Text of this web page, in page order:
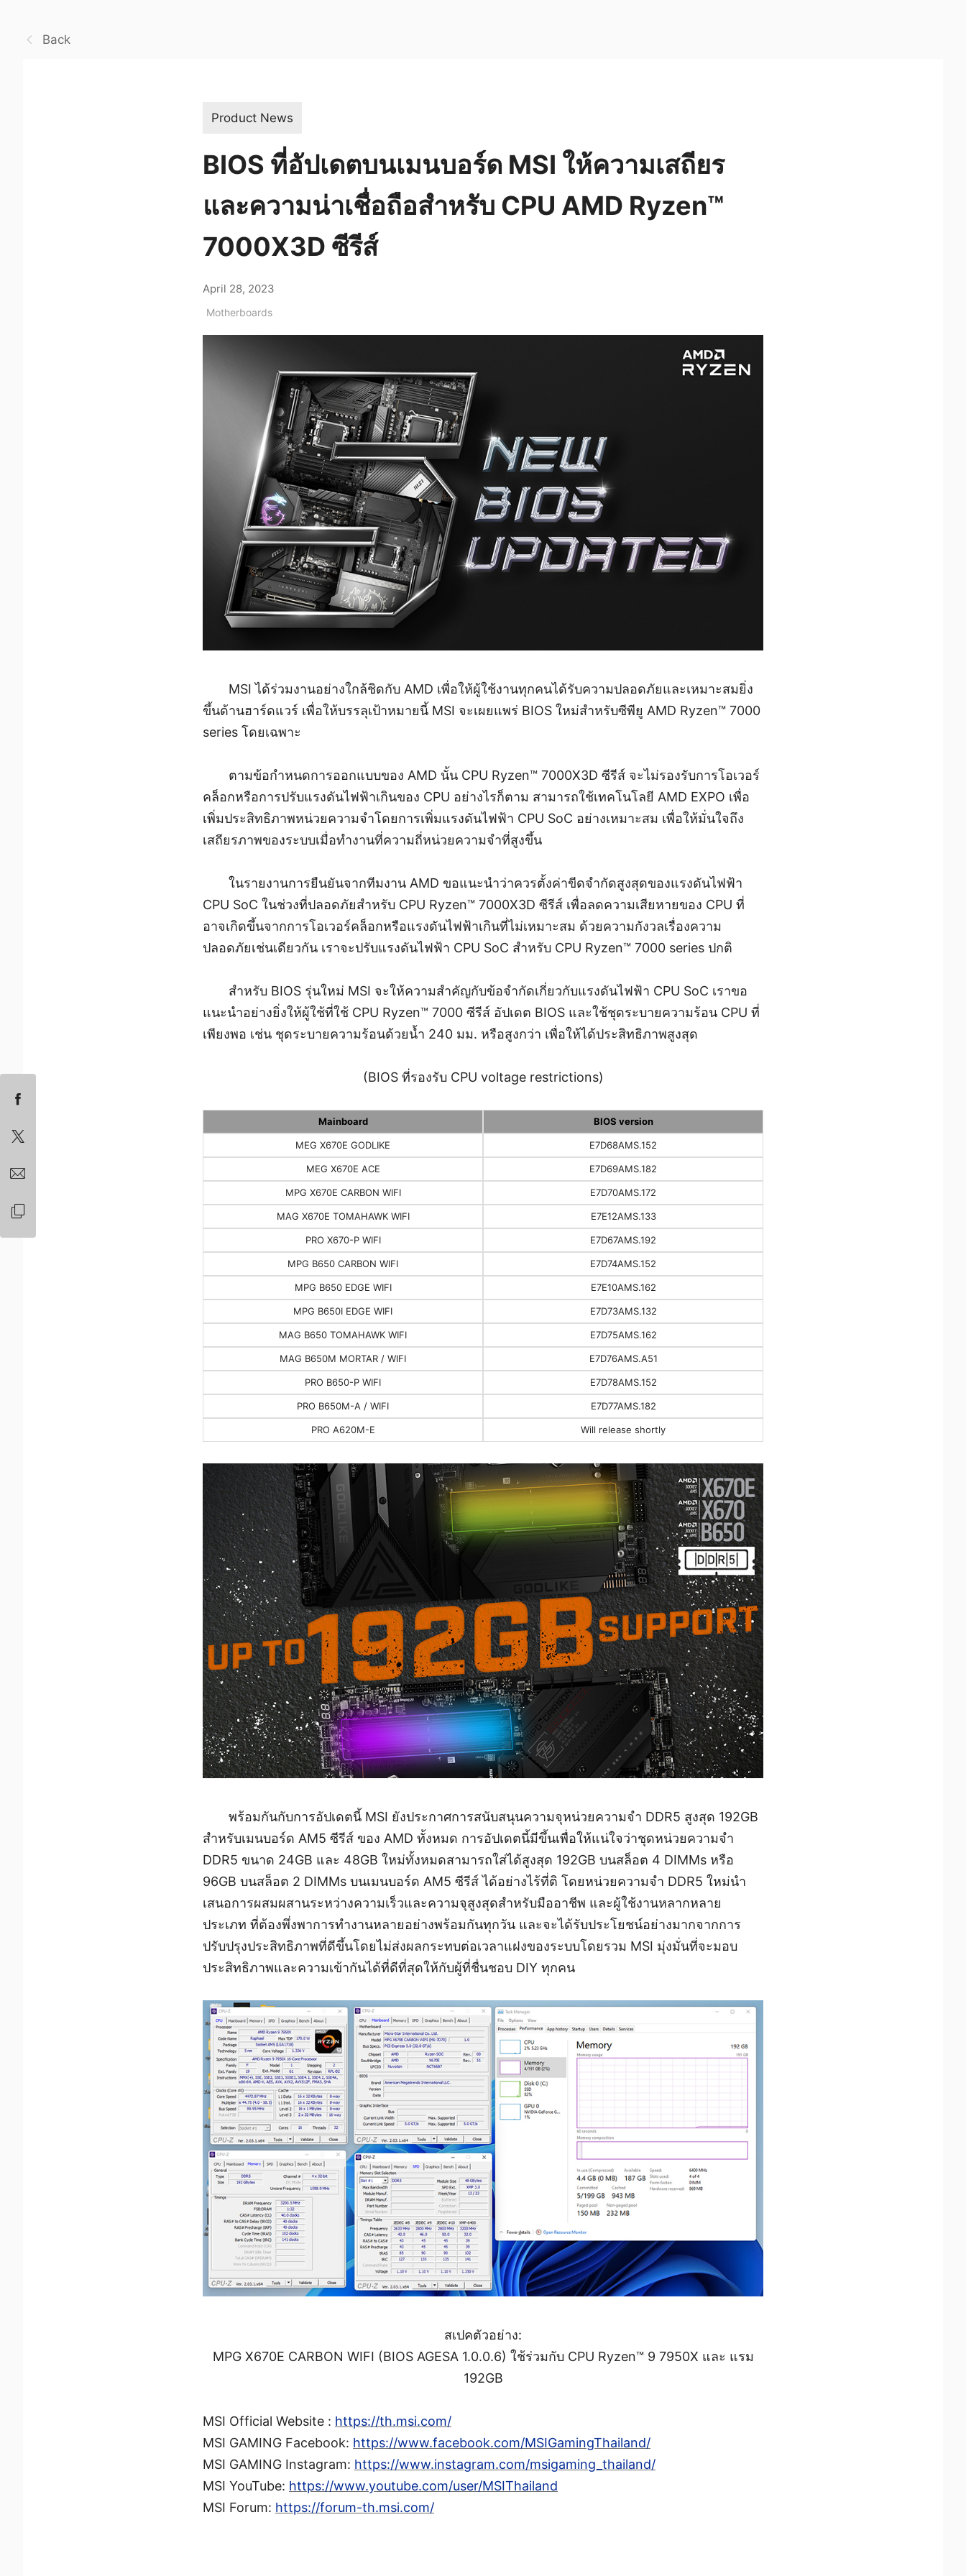
Back
Product News
BIOS ที่อัปเดตบนเมนบอร์ด MSI ให้ความเสถียร
และความน่าเชื่อถือสำหรับ CPU AMD Ryzen™
7000X3D ซีรีส์
April 28, 2023
Motherboards
MSI ได้ร่วมงานอย่างใกล้ชิดกับ AMD เพื่อให้ผู้ใช้งานทุกคนได้รับความปลอดภัยและเหมาะสมยิ่ง
ขึ้นด้านฮาร์ดแวร์ เพื่อให้บรรลุเป้าหมายนี้ MSI จะเผยแพร่ BIOS ใหม่สำหรับซีพียู AMD Ryzen™ 7000
series โดยเฉพาะ
ตามข้อกำหนดการออกแบบของ AMD นั้น CPU Ryzen™ 7000X3D ซีรีส์ จะไม่รองรับการโอเวอร์
คล็อกหรือการปรับแรงดันไฟฟ้าเกินของ CPU อย่างไรก็ตาม สามารถใช้เทคโนโลยี AMD EXPO เพื่อ
เพิ่มประสิทธิภาพหน่วยความจำโดยการเพิ่มแรงดันไฟฟ้า CPU SoC อย่างเหมาะสม เพื่อให้มั่นใจถึง
เสถียรภาพของระบบเมื่อทำงานที่ความถี่หน่วยความจำที่สูงขึ้น
ในรายงานการยืนยันจากทีมงาน AMD ขอแนะนำว่าควรตั้งค่าขีดจำกัดสูงสุดของแรงดันไฟฟ้า
CPU SoC ในช่วงที่ปลอดภัยสำหรับ CPU Ryzen™ 7000X3D ซีรีส์ เพื่อลดความเสียหายของ CPU ที่
อาจเกิดขึ้นจากการโอเวอร์คล็อกหรือแรงดันไฟฟ้าเกินที่ไม่เหมาะสม ด้วยความกังวลเรื่องความ
ปลอดภัยเช่นเดียวกัน เราจะปรับแรงดันไฟฟ้า CPU SoC สำหรับ CPU Ryzen™ 7000 series ปกติ
สำหรับ BIOS รุ่นใหม่ MSI จะให้ความสำคัญกับข้อจำกัดเกี่ยวกับแรงดันไฟฟ้า CPU SoC เราขอ
แนะนำอย่างยิ่งให้ผู้ใช้ที่ใช้ CPU Ryzen™ 7000 ซีรีส์ อัปเดต BIOS และใช้ชุดระบายความร้อน CPU ที่
เพียงพอ เช่น ชุดระบายความร้อนด้วยน้ำ 240 มม. หรือสูงกว่า เพื่อให้ได้ประสิทธิภาพสูงสุด
(BIOS ที่รองรับ CPU voltage restrictions)
Mainboard BIOS version
MEG X670E GODLIKE E7D68AMS.152
MEG X670E ACE E7D69AMS.182
MPG X670E CARBON WIFI E7D70AMS.172
MAG X670E TOMAHAWK WIFI E7E12AMS.133
PRO X670-P WIFI E7D67AMS.192
MPG B650 CARBON WIFI E7D74AMS.152
MPG B650 EDGE WIFI E7E10AMS.162
MPG B650I EDGE WIFI E7D73AMS.132
MAG B650 TOMAHAWK WIFI E7D75AMS.162
MAG B650M MORTAR / WIFI E7D76AMS.A51
PRO B650-P WIFI E7D78AMS.152
PRO B650M-A / WIFI E7D77AMS.182
PRO A620M-E Will release shortly
พร้อมกันกับการอัปเดตนี้ MSI ยังประกาศการสนับสนุนความจุหน่วยความจำ DDR5 สูงสุด 192GB
สำหรับเมนบอร์ด AM5 ซีรีส์ ของ AMD ทั้งหมด การอัปเดตนี้มีขึ้นเพื่อให้แน่ใจว่าชุดหน่วยความจำ
DDR5 ขนาด 24GB และ 48GB ใหม่ทั้งหมดสามารถใส่ได้สูงสุด 192GB บนสล็อต 4 DIMMs หรือ
96GB บนสล็อต 2 DIMMs บนเมนบอร์ด AM5 ซีรีส์ ได้อย่างไร้ที่ติ โดยหน่วยความจำ DDR5 ใหม่นำ
เสนอการผสมผสานระหว่างความเร็วและความจุสูงสุดสำหรับมืออาชีพ และผู้ใช้งานหลากหลาย
ประเภท ที่ต้องพึ่งพาการทำงานหลายอย่างพร้อมกันทุกวัน และจะได้รับประโยชน์อย่างมากจากการ
ปรับปรุงประสิทธิภาพที่ดีขึ้นโดยไม่ส่งผลกระทบต่อเวลาแฝงของระบบโดยรวม MSI มุ่งมั่นที่จะมอบ
ประสิทธิภาพและความเข้ากันได้ที่ดีที่สุดให้กับผู้ที่ชื่นชอบ DIY ทุกคน
สเปคตัวอย่าง:
MPG X670E CARBON WIFI (BIOS AGESA 1.0.0.6) ใช้ร่วมกับ CPU Ryzen™ 9 7950X และ แรม
192GB
MSI Official Website : https://th.msi.com/
MSI GAMING Facebook: https://www.facebook.com/MSIGamingThailand/
MSI GAMING Instagram: https://www.instagram.com/msigaming_thailand/
MSI YouTube: https://www.youtube.com/user/MSIThailand
MSI Forum: https://forum-th.msi.com/